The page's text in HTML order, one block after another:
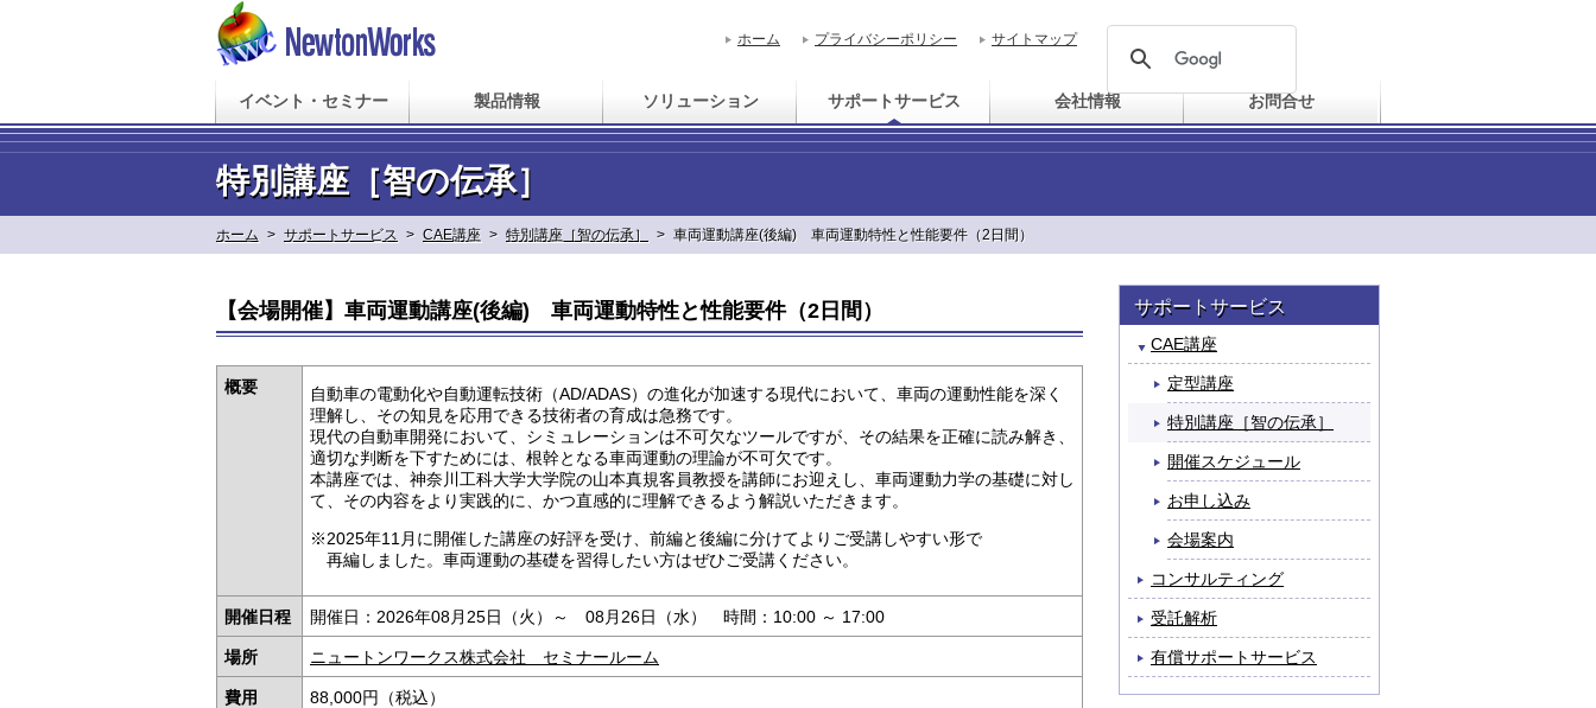
ホーム プライバシーポリシー サイトマップ
イベント・セミナー 製品情報 ソリューション サポートサービス 会社情報 お問合せ
特別講座［智の伝承］
ホーム > サポートサービス > CAE講座 > 特別講座［智の伝承］ > 車両運動講座(後編) 車両運動特性と性能要件（2日間）
【会場開催】車両運動講座(後編) 車両運動特性と性能要件（2日間）
概要
自動車の電動化や自動運転技術（AD/ADAS）の進化が加速する現代において、車両の運動性能を深く
理解し、その知見を応用できる技術者の育成は急務です。
現代の自動車開発において、シミュレーションは不可欠なツールですが、その結果を正確に読み解き、
適切な判断を下すためには、根幹となる車両運動の理論が不可欠です。
本講座では、神奈川工科大学大学院の山本真規客員教授を講師にお迎えし、車両運動力学の基礎に対し
て、その内容をより実践的に、かつ直感的に理解できるよう解説いただきます。
※2025年11月に開催した講座の好評を受け、前編と後編に分けてよりご受講しやすい形で
再編しました。車両運動の基礎を習得したい方はぜひご受講ください。
開催日程 開催日：2026年08月25日（火）～ 08月26日（水） 時間：10:00 ～ 17:00
場所 ニュートンワークス株式会社 セミナールーム
費用 88,000円（税込）
サポートサービス
CAE講座
定型講座
特別講座［智の伝承］
開催スケジュール
お申し込み
会場案内
コンサルティング
受託解析
有償サポートサービス